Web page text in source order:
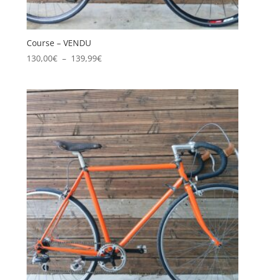
Course – VENDU
130,00€ – 139,99€Plage
130,00€
à
139,99€